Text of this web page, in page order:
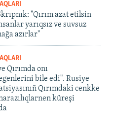
"Qırım azat etilsin
yarıqsız ve suvsuz
azırlar"
Qırımda onı
bile edi". Rusiye
Qırımdaki cenkke
küreşi